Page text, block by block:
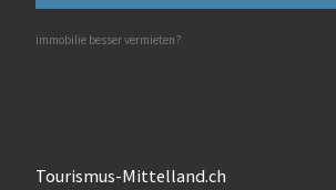
immobilie besser vermieten?
Tourismus-Mittelland.ch